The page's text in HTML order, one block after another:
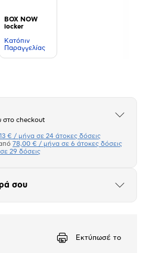
BOX NOW
locker
Kατόπιν
Παραγγελίας
στο checkout
Άνοιξε
κάρτα
Μήνα
€ / μήνα σε 24 άτοκες δόσεις
78,00 € / μήνα σε 6 άτοκες δόσεις
29 δόσεις
σου
Άνοιξε
Εκτύπωσέ το